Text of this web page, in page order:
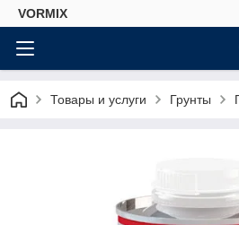
VORMIX
Товары и услуги Грунты